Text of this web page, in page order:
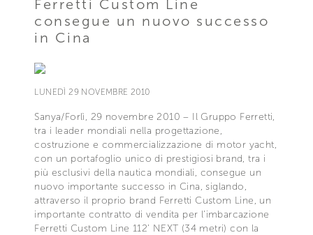
Ferretti Custom Line
consegue un nuovo successo
in Cina
LUNEDÌ 29 NOVEMBRE 2010
Sanya/Forlì, 29 novembre 2010 – Il Gruppo Ferretti,
tra i leader mondiali nella progettazione,
costruzione e commercializzazione di motor yacht,
con un portafoglio unico di prestigiosi brand, tra i
più esclusivi della nautica mondiali, consegue un
nuovo importante successo in Cina, siglando,
attraverso il proprio brand Ferretti Custom Line, un
importante contratto di vendita per l’imbarcazione
Ferretti Custom Line 112’ NEXT (34 metri) con la